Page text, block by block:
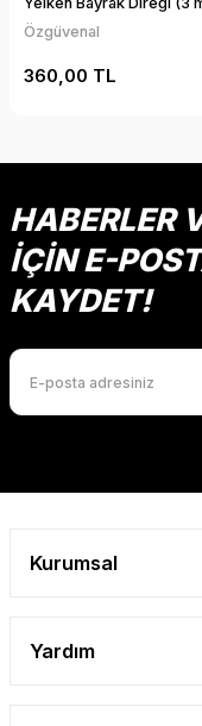
Özgüvenal
360,00 TL
HABERLER
İÇİN E-
KAYDET!
Kurumsal
Yardım